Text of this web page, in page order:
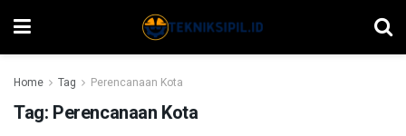
Home Tag Perencanaan Kota
Tag: Perencanaan Kota